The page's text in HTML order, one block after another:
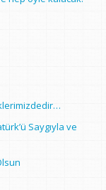
Saygıyla ve